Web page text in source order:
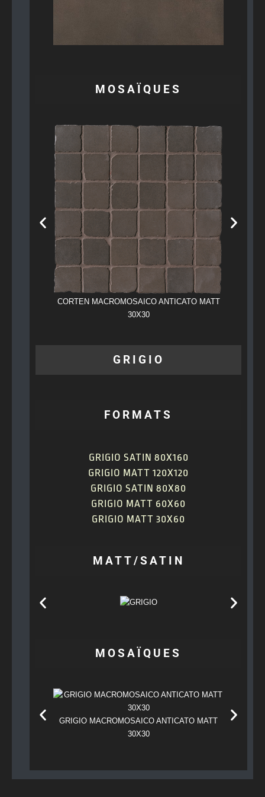
MOSAÏQUES
CORTEN MACROMOSAICO ANTICATO MATT
30X30
GRIGIO
FORMATS
GRIGIO SATIN 80X160
GRIGIO MATT 120X120
GRIGIO SATIN 80X80
GRIGIO MATT 60X60
GRIGIO MATT 30X60
MATT/SATIN
MOSAÏQUES
GRIGIO MACROMOSAICO ANTICATO MATT
30X30
GRIGIO